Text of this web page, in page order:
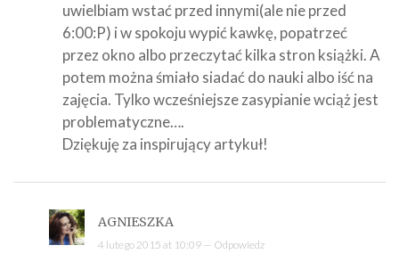
uwielbiam wstać przed innymi(ale nie przed
6:00:P) i w spokoju wypić kawkę, popatrzeć
przez okno albo przeczytać kilka stron książki. A
potem można śmiało siadać do nauki albo iść na
zajęcia. Tylko wcześniejsze zasypianie wciąż jest
problematyczne….
Dziękuję za inspirujący artykuł!
AGNIESZKA
4 lutego 2015 at 10:09 — Odpowiedz